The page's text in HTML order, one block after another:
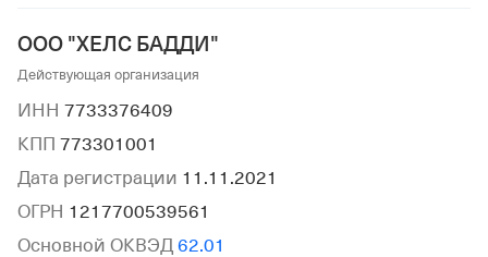
ООО "ХЕЛС БАДДИ"
Действующая организация
ИНН 7733376409
КПП 773301001
Дата регистрации 11.11.2021
ОГРН 1217700539561
Основной ОКВЭД 62.01